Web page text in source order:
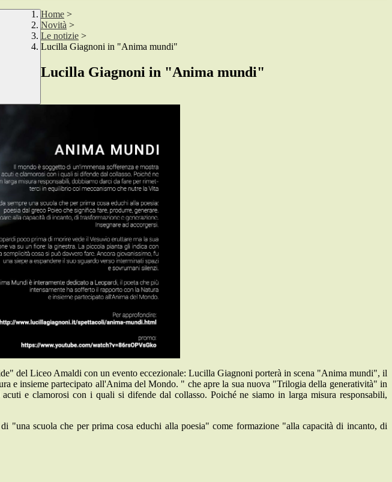
Home >
Novità >
Le notizie >
Lucilla Giagnoni in "Anima mundi"
Lucilla Giagnoni in "Anima mundi"
del Liceo Amaldi con un evento eccezionale: Lucilla Giagnoni porterà in scena "Anima mundi", il
e insieme partecipato all'Anima del Mondo. " che apre la sua nuova "Trilogia della generatività" in
e clamorosi con i quali si difende dal collasso. Poiché ne siamo in larga misura responsabili,
scuola che per prima cosa educhi alla poesia" come formazione "alla capacità di incanto, di